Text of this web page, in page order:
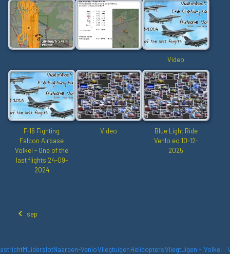
Video
F-16 Fighting
Falcon Airbase
Volkel - One of the
last flights 24-09-
2024
Video
Blue Light Ride
Venlo eo 10-12-
2025
sep
MuiderslotNaarden-VenloVliegtuigenHelicoptersVliegtuigen - Volkel